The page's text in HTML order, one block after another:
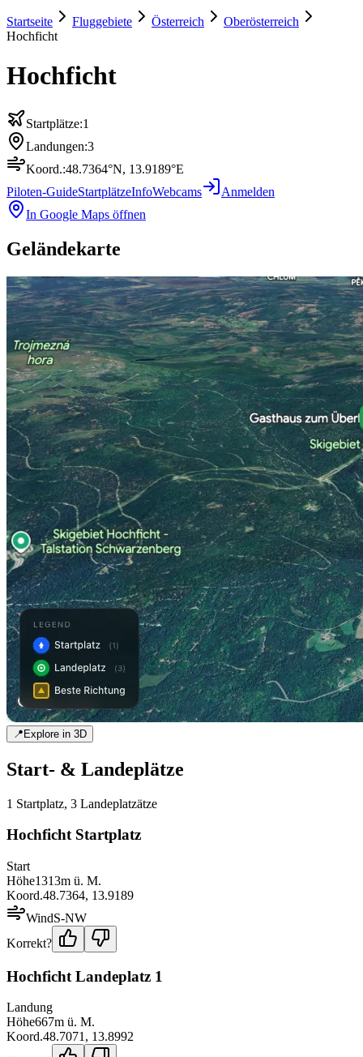
Startseite Fluggebiete Österreich
Oberösterreich
Hochficht
Hochficht
Startplätze:1
Landungen:3
Koord.:48.7364°N, 13.9189°E
Piloten-GuideStartplätzeInfoWebcams
Anmelden
In Google Maps öffnen
Geländekarte
📍Explore in 3D
Start- & Landeplätze
1 Startplatz, 3 Landeplatzätze
Hochficht Startplatz
Start
Höhe1313m ü. M.
Koord.48.7364, 13.9189
WindS-NW
Korrekt?
Hochficht Landeplatz 1
Landung
Höhe667m ü. M.
Koord.48.7071 , 13.8992